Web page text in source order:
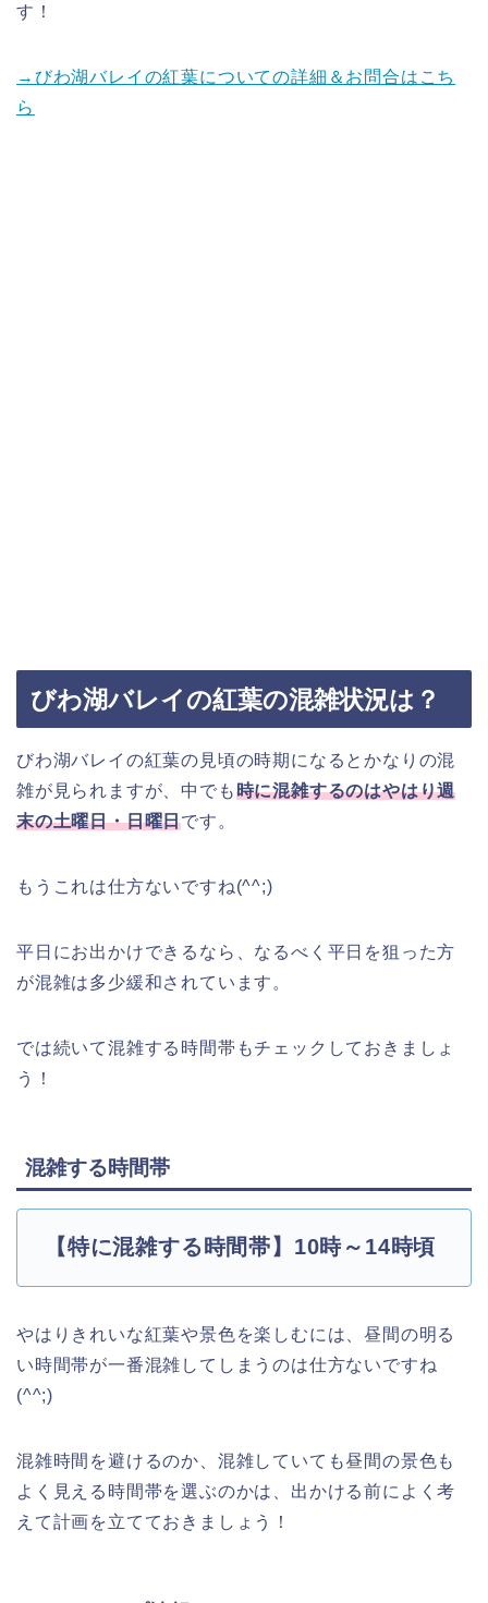
す！
→びわ湖バレイの紅葉についての詳細＆お問合はこち
ら
びわ湖バレイの紅葉の混雑状況は？
びわ湖バレイの紅葉の見頃の時期になるとかなりの混
雑が見られますが、中でも時に混雑するのはやはり週
末の土曜日・日曜日です。
もうこれは仕方ないですね(^^;)
平日にお出かけできるなら、なるべく平日を狙った方
が混雑は多少緩和されています。
では続いて混雑する時間帯もチェックしておきましょ
う！
混雑する時間帯
【特に混雑する時間帯】10時～14時頃
やはりきれいな紅葉や景色を楽しむには、昼間の明る
い時間帯が一番混雑してしまうのは仕方ないですね
(^^;)
混雑時間を避けるのか、混雑していても昼間の景色も
よく見える時間帯を選ぶのかは、出かける前によく考
えて計画を立てておきましょう！